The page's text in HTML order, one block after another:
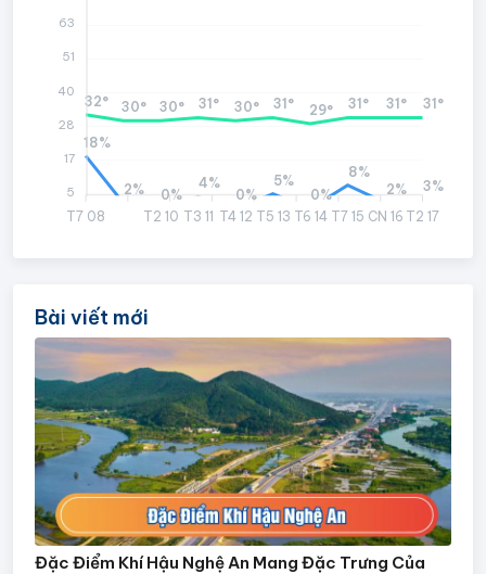
T7 08 T2 10 T3 11 T4 12 T5 13 T6 14 T7 15 CN 16 T2 17
32° 30° 30° 31° 30° 31° 29° 31° 31° 31°
18%
2% 0%
4%
0%
5%
0%
8%
2%
3%
63
51
40
28
17
5
Bài viết mới
Đặc Điểm Khí Hậu Nghệ An Mang Đặc Trưng Của